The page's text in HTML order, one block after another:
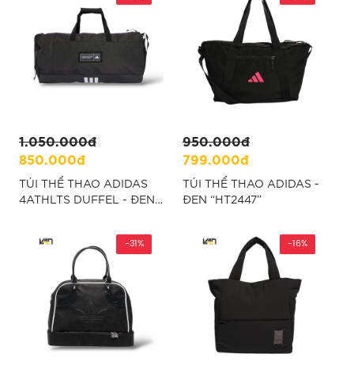
1.050.000đ
850.000đ
TÚI THỂ THAO ADIDAS
4ATHLTS DUFFEL - ĐEN
950.000đ
799.000đ
TÚI THỂ THAO ADIDAS -
ĐEN “HT2447”
-31% -16%